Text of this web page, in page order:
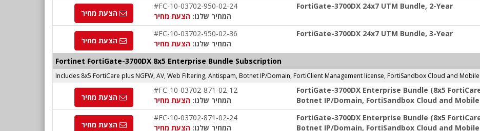
FortiGate-3700DX 24x7 UTM Bundle, 2-Year
#FC-10-03702-950-02-24
המחיר שלנו: הצעת מחיר הצעת מחיר
FortiGate-3700DX 24x7 UTM Bundle, 3-Year
#FC-10-03702-950-02-36
המחיר שלנו: הצעת מחיר הצעת מחיר
Fortinet FortiGate-3700DX 8x5 Enterprise Bundle Subscription
Includes 8x5 FortiCare plus NGFW, AV, Web Filtering, Antispam, Botnet IP/Domain, FortiClient Management license, FortiSandbox Cloud and
FortiGate-3700DX Enterprise Bundle (8x5
Botnet IP/Domain, FortiSandbox Cloud and
#FC-10-03702-871-02-12
המחיר שלנו: הצעת מחיר הצעת מחיר
FortiGate-3700DX Enterprise Bundle (8x5
Botnet IP/Domain, FortiSandbox Cloud and
#FC-10-03702-871-02-24
המחיר שלנו: הצעת מחיר הצעת מחיר